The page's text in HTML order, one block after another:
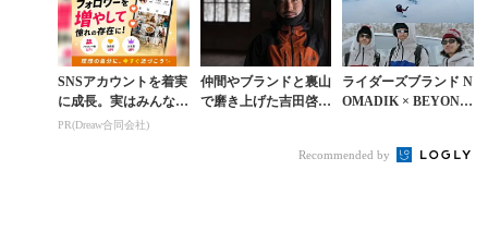
SNSアカウントを着実
に成長。実はみんなコ
コ使ってます。
PR(Dreaw合同会社)
仲間やブランドと裏山
で磨き上げた吉田啓介
ライダーズブランド N
OMADIK × BEYOND
ョン
Recommended by